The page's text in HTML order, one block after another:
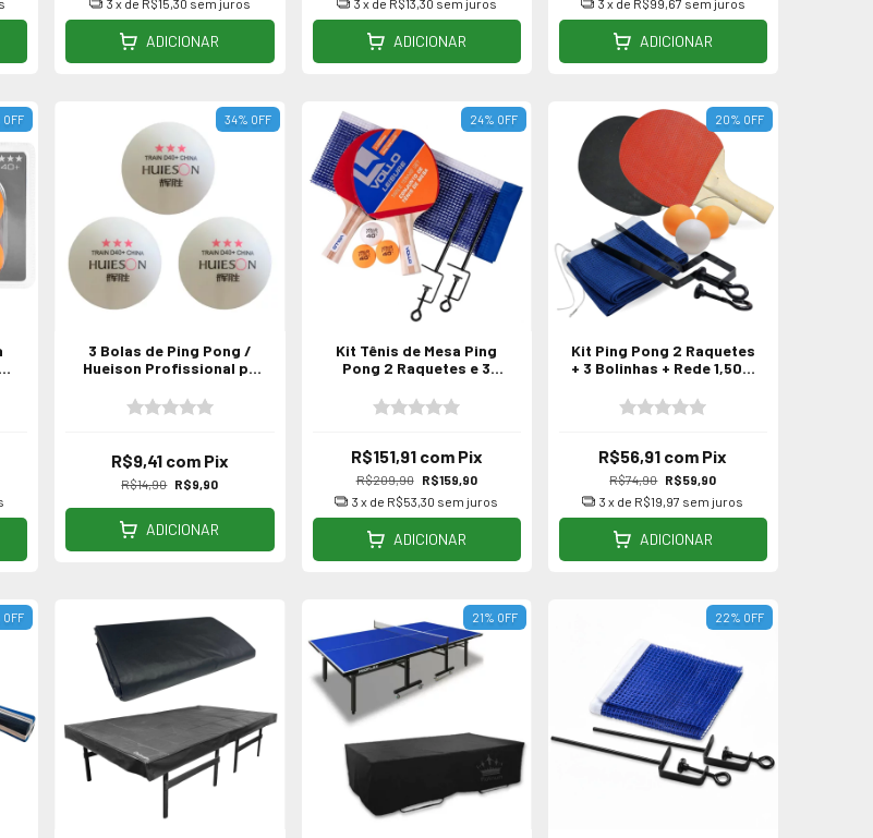
ADICIONAR ADICIONAR ADICIONAR
OFF 34% OFF
3 Bolas de Ping Pong /
Hueison Profissional p/
R$14,90 R$9,90
R$9,41 com Pix
ADICIONAR
24% OFF
Kit Tênis de Mesa Ping
Pong 2 Raquetes e 3
R$209,90 R$159,90
R$151,91 com Pix
3 x de R$53,30 sem juros
ADICIONAR
20% OFF
Kit Ping Pong 2 Raquetes
+ 3 Bolinhas + Rede 1,50m
R$74,90 R$59,90
R$56,91 com Pix
3 x de R$19,97 sem juros
ADICIONAR
OFF 21% OFF 22% OFF